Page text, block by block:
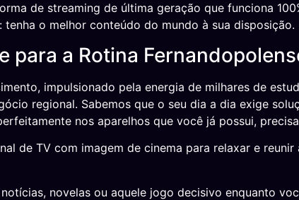
de streaming de última geração que funciona
o melhor conteúdo do mundo à sua disposição.
para a Rotina
impulsionado pela energia de milhares de
regional. Sabemos que o seu dia a dia exige
nos aparelhos que você já possui,
de TV com imagem de cinema para relaxar e
novelas ou aquele jogo decisivo enquanto